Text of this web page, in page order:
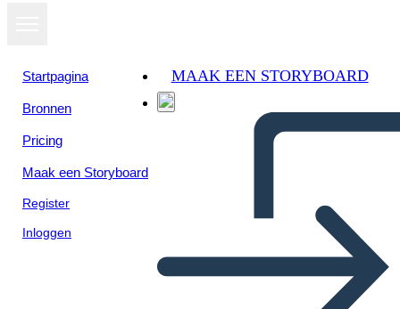
Startpagina
Bronnen
Pricing
Maak een Storyboard
Register
Inloggen
MAAK EEN STORYBOARD